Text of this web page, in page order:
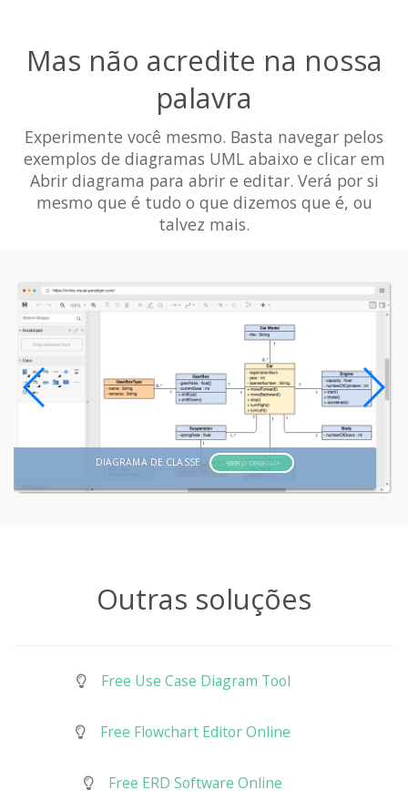
Mas não acredite na nossa
palavra
Experimente você mesmo. Basta navegar pelos
exemplos de diagramas UML abaixo e clicar em
Abrir diagrama para abrir e editar. Verá por si
mesmo que é tudo o que dizemos que é, ou
talvez mais.
DIAGRAMA DE CLASSE ABRIR O DIAGRAMA
Outras soluções
Free Use Case Diagram Tool
Free Flowchart Editor Online
Free ERD Software Online